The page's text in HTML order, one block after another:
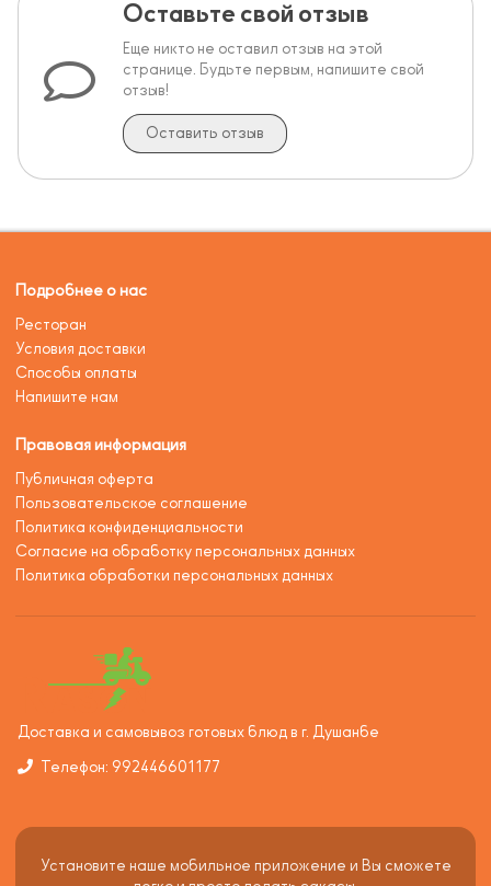
Оставьте свой отзыв
Еще никто не оставил отзыв на этой
странице. Будьте первым, напишите свой
отзыв!
Оставить отзыв
Подробнее о нас
Ресторан
Условия доставки
Способы оплаты
Напишите нам
Правовая информация
Публичная оферта
Пользовательское соглашение
Политика конфиденциальности
Согласие на обработку персональных данных
Политика обработки персональных данных
Доставка и самовывоз готовых блюд в г. Душанбе
Телефон: 992446601177
Установите наше мобильное приложение и Вы сможете